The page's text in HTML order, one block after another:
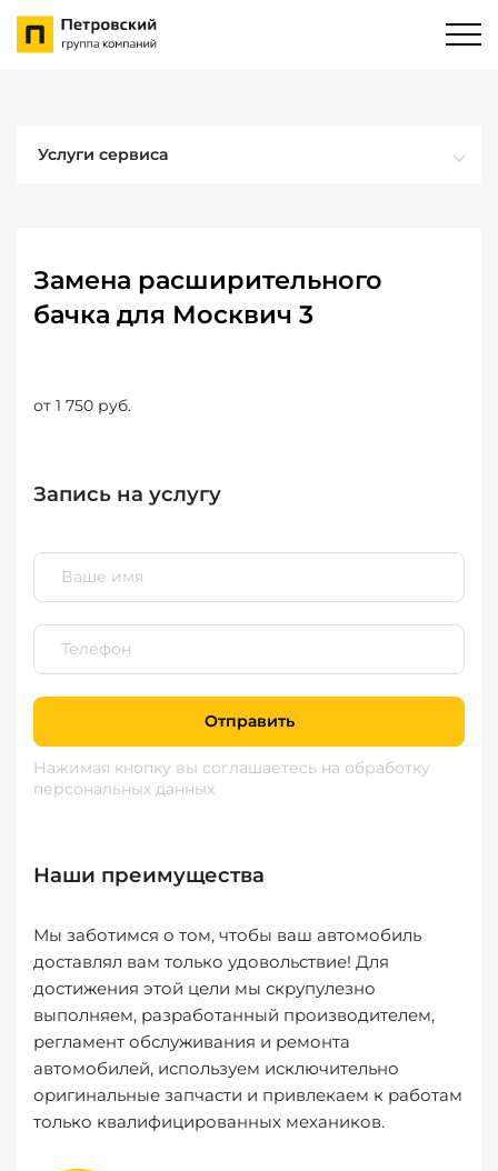
Услуги сервиса
Замена расширительного
бачка для Москвич 3
от 1 750 руб.
Запись на услугу
Отправить
Нажимая кнопку вы соглашаетесь на обработку
персональных данных
Наши преимущества
Мы заботимся о том, чтобы ваш автомобиль
доставлял вам только удовольствие! Для
достижения этой цели мы скрупулезно
выполняем, разработанный производителем,
регламент обслуживания и ремонта
автомобилей, используем исключительно
оригинальные запчасти и привлекаем к работам
только квалифицированных механиков.